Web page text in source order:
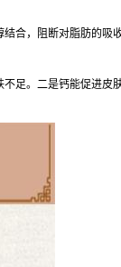
，阻断对脂肪的吸
。二是钙能促进皮